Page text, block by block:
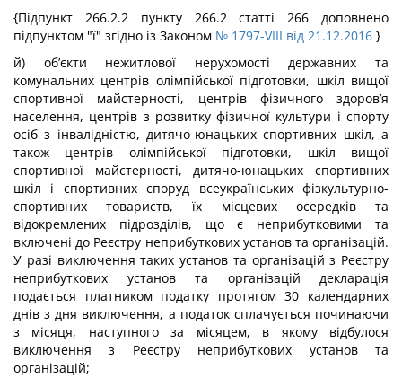
{Підпункт 266.2.2 пункту 266.2 статті 266 доповнено
підпунктом "ї" згідно із Законом № 1797-VIII від 21.12.2016 }
й) об’єкти нежитлової нерухомості державних та
комунальних центрів олімпійської підготовки, шкіл вищої
спортивної майстерності, центрів фізичного здоров’я
населення, центрів з розвитку фізичної культури і спорту
осіб з інвалідністю, дитячо-юнацьких спортивних шкіл, а
також центрів олімпійської підготовки, шкіл вищої
спортивної майстерності, дитячо-юнацьких спортивних
шкіл і спортивних споруд всеукраїнських фізкультурно-
спортивних товариств, їх місцевих осередків та
відокремлених підрозділів, що є неприбутковими та
включені до Реєстру неприбуткових установ та організацій.
У разі виключення таких установ та організацій з Реєстру
неприбуткових установ та організацій декларація
подається платником податку протягом 30 календарних
днів з дня виключення, а податок сплачується починаючи
з місяця, наступного за місяцем, в якому відбулося
виключення з Реєстру неприбуткових установ та
організацій;